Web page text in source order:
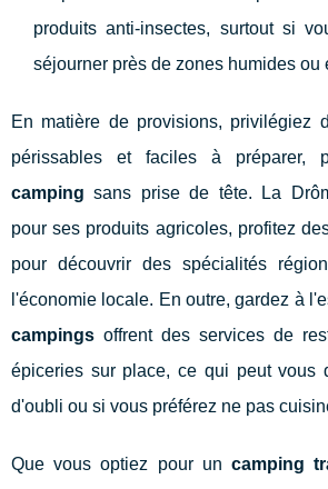
produits anti-insectes, surtout si
séjourner près de zones humides ou
En matière de provisions, privilégiez
périssables et faciles à préparer,
camping sans prise de tête. La
pour ses produits agricoles, profitez
pour découvrir des spécialités
l'économie locale. En outre, gardez à
campings offrent des services de
épiceries sur place, ce qui peut vous
d'oubli ou si vous préférez ne pas
Que vous optiez pour un camping